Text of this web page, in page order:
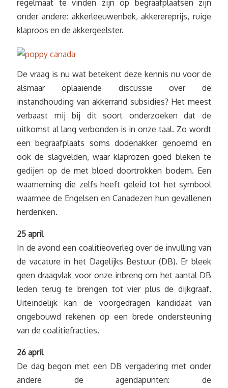
regelmaat te vinden zijn op begraafplaatsen zijn
onder andere: akkerleeuwenbek, akkerereprijs, ruige
klaproos en de akkergeelster.
De vraag is nu wat betekent deze kennis nu voor de
alsmaar oplaaiende discussie over de
instandhouding van akkerrand subsidies? Het meest
verbaast mij bij dit soort onderzoeken dat de
uitkomst al lang verbonden is in onze taal. Zo wordt
een begraafplaats soms dodenakker genoemd en
ook de slagvelden, waar klaprozen goed bleken te
gedijen op de met bloed doortrokken bodem. Een
waarneming die zelfs heeft geleid tot het symbool
waarmee de Engelsen en Canadezen hun gevallenen
herdenken.
25 april
In de avond een coalitieoverleg over de invulling van
de vacature in het Dagelijks Bestuur (DB). Er bleek
geen draagvlak voor onze inbreng om het aantal DB
leden terug te brengen tot vier plus de dijkgraaf.
Uiteindelijk kan de voorgedragen kandidaat van
ongebouwd rekenen op een brede ondersteuning
van de coalitiefracties.
26 april
De dag begon met een DB vergadering met onder
andere de agendapunten: de